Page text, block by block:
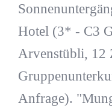
Hotel (3* - C3
Arvenstübli, 12
Anfrage).